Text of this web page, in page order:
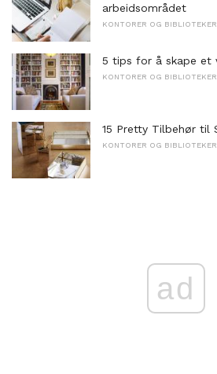
arbeidsområdet
KONTORER OG BIBLIOTEKER
5 tips for å skape et
KONTORER OG BIBLIOTEKER
15 Pretty Tilbehør til
KONTORER OG BIBLIOTEKER
ad